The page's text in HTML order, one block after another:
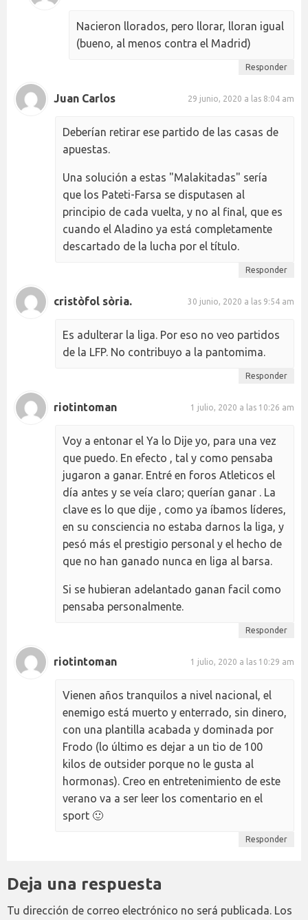
Nacieron llorados, pero llorar, lloran igual
(bueno, al menos contra el Madrid)
Responder
Juan Carlos 29 junio, 2020 a las 8:04 am
Deberían retirar ese partido de las casas de
apuestas.
Una solución a estas "Malakitadas" sería
que los Pateti-Farsa se disputasen al
principio de cada vuelta, y no al final, que es
cuando el Aladino ya está completamente
descartado de la lucha por el título.
Responder
cristòfol sòria. 30 junio, 2020 a las 9:54 am
Es adulterar la liga. Por eso no veo partidos
de la LFP. No contribuyo a la pantomima.
Responder
riotintoman 1 julio, 2020 a las 10:26 am
Voy a entonar el Ya lo Dije yo, para una vez
que puedo. En efecto , tal y como pensaba
jugaron a ganar. Entré en foros Atleticos el
día antes y se veía claro; querían ganar . La
clave es lo que dije , como ya íbamos líderes,
en su consciencia no estaba darnos la liga, y
pesó más el prestigio personal y el hecho de
que no han ganado nunca en liga al barsa.
Si se hubieran adelantado ganan facil como
pensaba personalmente.
Responder
riotintoman 1 julio, 2020 a las 10:29 am
Vienen años tranquilos a nivel nacional, el
enemigo está muerto y enterrado, sin dinero,
con una plantilla acabada y dominada por
Frodo (lo último es dejar a un tio de 100
kilos de outsider porque no le gusta al
hormonas). Creo en entretenimiento de este
verano va a ser leer los comentario en el
sport 🙂
Responder
Deja una respuesta
Tu dirección de correo electrónico no será publicada. Los